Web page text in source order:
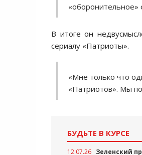
«оборонительное»
В итоге он
сериалу «Патриоты».
«Мне только что
«Патриотов». Мы
БУДЬТЕ В КУРСЕ
12.07.26 Зеленский